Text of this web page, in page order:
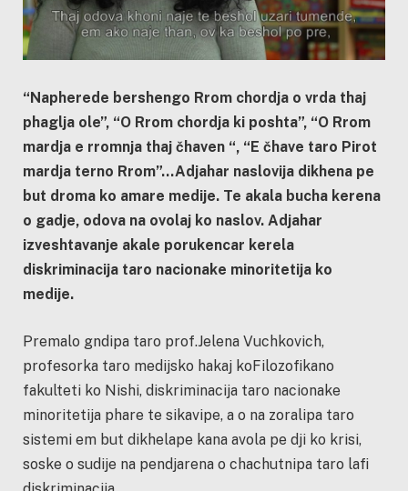
“Napherede bershengo Rrom chordja o vrda thaj
phaglja ole”, “O Rrom chordja ki poshta”, “O Rrom
mardja e rromnja thaj čhaven “, “E čhave taro Pirot
mardja terno Rrom”…Adjahar naslovija dikhena pe
but droma ko amare medije. Te akala bucha kerena
o gadje, odova na ovolaj ko naslov. Adjahar
izveshtavanje akale porukencar kerela
diskriminacija taro nacionake minoritetija ko
medije.
Premalo gndipa taro prof.Jelena Vuchkovich,
profesorka taro medijsko hakaj koFilozofikano
fakulteti ko Nishi, diskriminacija taro nacionake
minoritetija phare te sikavipe, a o na zoralipa taro
sistemi em but dikhelape kana avola pe dji ko krisi,
soske o sudije na pendjarena o chachutnipa taro lafi